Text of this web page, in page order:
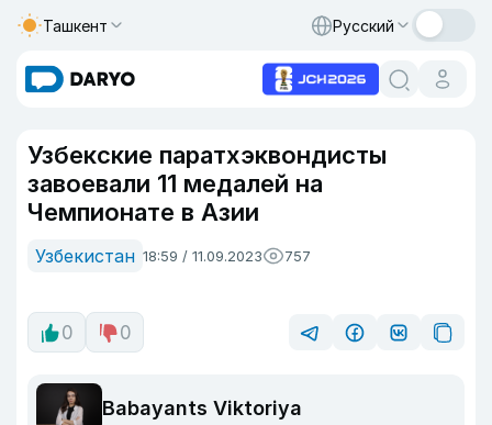
Ташкент Русский
Узбекские паратхэквондисты
завоевали 11 медалей на
Чемпионате в Азии
Узбекистан 18:59 / 11.09.2023 757
0 0
Babayants Viktoriya